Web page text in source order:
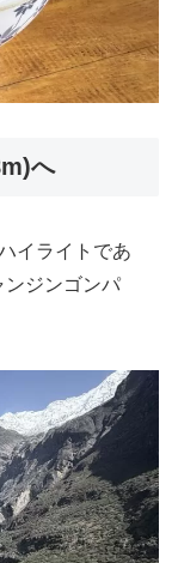
へ
イライトであ
ンジンゴンパ